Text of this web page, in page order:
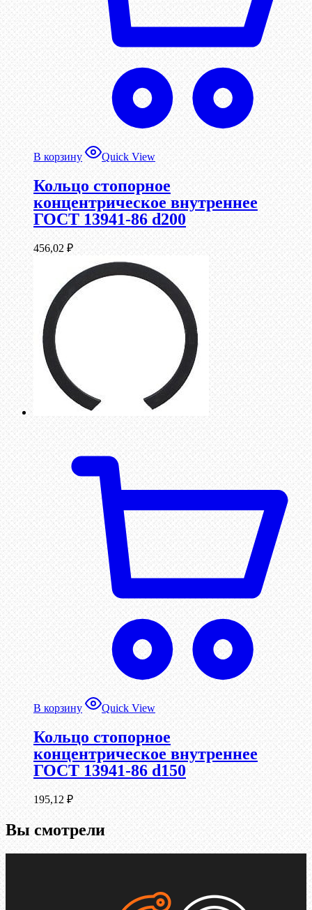
В корзину Quick View
Кольцо стопорное
концентрическое внутреннее
ГОСТ 13941-86 d200
456,02 ₽
В корзину Quick View
Кольцо стопорное
концентрическое внутреннее
ГОСТ 13941-86 d150
195,12 ₽
Вы смотрели